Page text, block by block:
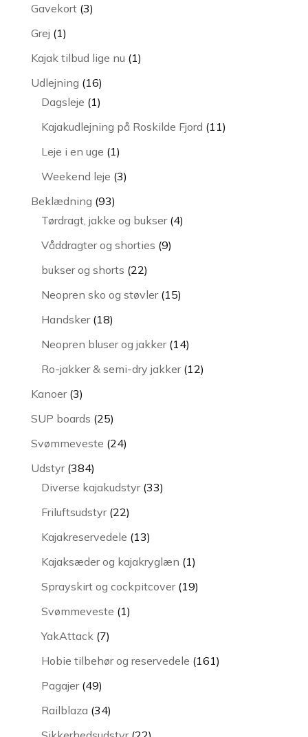
34.995,00 kr..
Gavekort 33
Grej 11
vare
Kajak tilbud lige nu 11
Udlejning 1616
varer
Dagsleje 11
vare
Kajakudlejning på Roskilde Fjord 1111
Leje i en uge 11
vare
Weekend leje 33
Beklædning 9393
varer
Tørdragt, jakke og bukser 44
Våddragter og shorties 99
bukser og shorts 2222
varer
Neopren sko og støvler 1515
Handsker 1818
Neopren bluser og jakker 1414
varer
Ro-jakker & semi-dry jakker 1212
Kanoer 33
varer
SUP boards 2525
varer
Svømmeveste 2424
Udstyr 384384
varer
Diverse kajakudstyr 3333
Friluftsudstyr 2222
varer
Kajakreservedele 1313
varer
Kajaksæder og kajakryglæn 11
vare
Sprayskirt og cockpitcover 1919
Svømmeveste 11
YakAttack 77
Hobie tilbehør og reservedele 161161
Pagajer 4949
varer
Railblaza 3434
varer